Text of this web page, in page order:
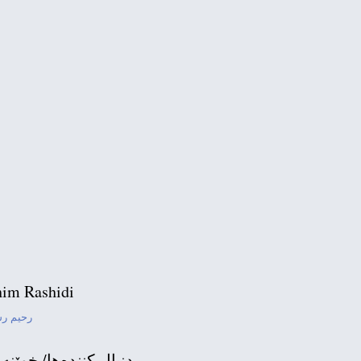
زانکۆی سەندیاگۆ
Rashidi
رحیم